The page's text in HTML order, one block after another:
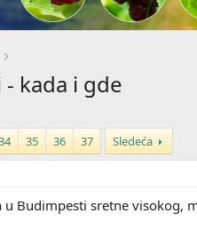
- kada i gde
35 36 37 Sledeća
u Budimpesti sretne visokog,